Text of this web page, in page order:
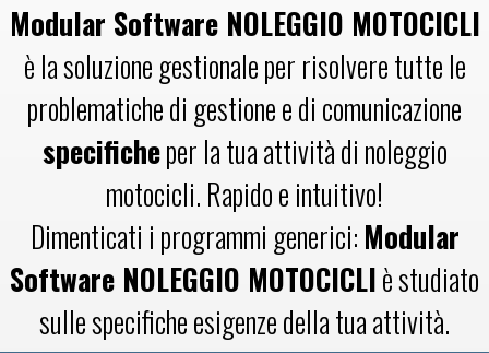
Modular Software NOLEGGIO MOTOCICLI
è la soluzione gestionale per risolvere tutte le
problematiche di gestione e di comunicazione
specificheper la tua attività di noleggio
motocicli. Rapido e intuitivo!
Dimenticati i programmi generici: Modular
Software NOLEGGIO MOTOCICLIè studiato
sulle specifiche esigenze della tua attività.